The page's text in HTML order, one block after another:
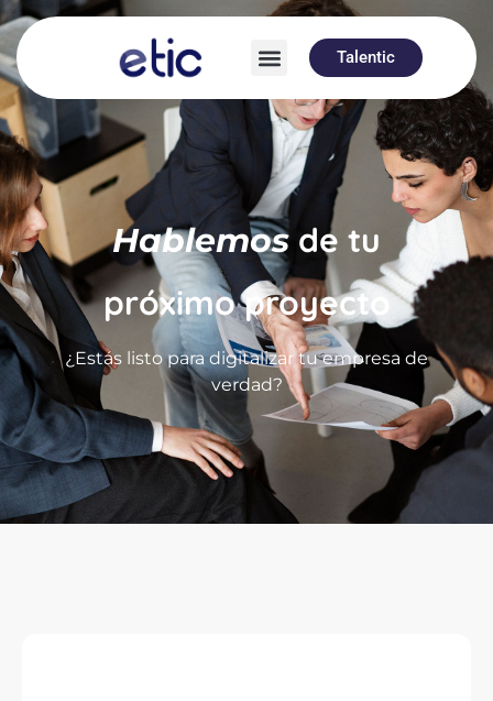
Talentic
Hablemos de tu
próximo proyecto
¿Estás listo para digitalizar tu empresa de
verdad?